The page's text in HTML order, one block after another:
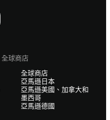
全球商店
全球商店
亞馬遜日本
亞馬遜美國、加拿大和
墨西哥
亞馬遜德國